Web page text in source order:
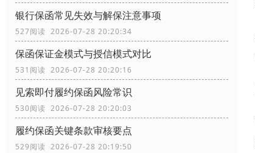
银行保函常见失效与解保注意事项
527阅读 2026-07-28 20:20:34
保函保证金模式与授信模式对比
531阅读 2026-07-28 20:20:16
见索即付履约保函风险常识
530阅读 2026-07-28 20:20:03
履约保函关键条款审核要点
529阅读 2026-07-28 20:19:50